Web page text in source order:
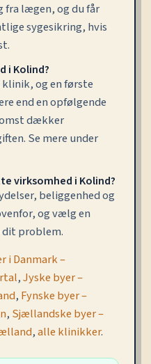
fra lægen, og du får
sygesikring, hvis
i Kolind?
og en første
end en opfølgende
dækker
Se mere under
virksomhed i Kolind?
beliggenhed og
og vælg en
problem.
i Danmark –
,Jyske byer –
, Fynske byer –
, Sjællandske byer –
,alle klinikker.